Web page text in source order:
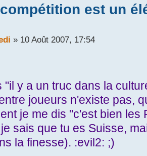
est un
» 10 Août 2007, 17:54
"il y a un truc dans la
joueurs n'existe pas,
je me dis "c'est bien les
sais que tu es Suisse,
la finesse). :evil2: ;)